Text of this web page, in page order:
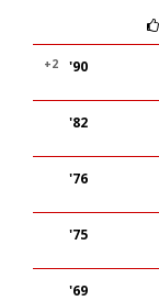
'90
+2
'82
'76
'75
'69